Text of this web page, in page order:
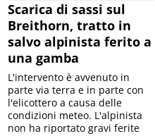
Scarica di sassi sul
Breithorn, tratto in
salvo alpinista ferito a
una gamba
L'intervento è avvenuto in
parte via terra e in parte con
l'elicottero a causa delle
condizioni meteo. L'alpinista
non ha riportato gravi ferite